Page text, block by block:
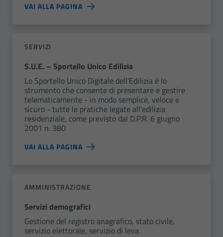
VAI ALLA PAGINA
SERVIZI
S.U.E. – Sportello Unico Edilizia
Lo Sportello Unico Digitale dell'Edilizia è lo
strumento che consente di presentare e gestire
telematicamente - in modo semplice, veloce e
sicuro - tutte le pratiche legate all'edilizia
residenziale, come previsto dal D.P.R. 6 giugno
2001 n. 380
VAI ALLA PAGINA
AMMINISTRAZIONE
Servizi demografici
Gestione del registro anagrafico, stato civile,
servizio elettorale, servizio di leva